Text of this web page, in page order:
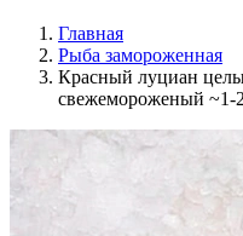
Главная
Рыба замороженная
Красный луциан
свежемороженый ~1-